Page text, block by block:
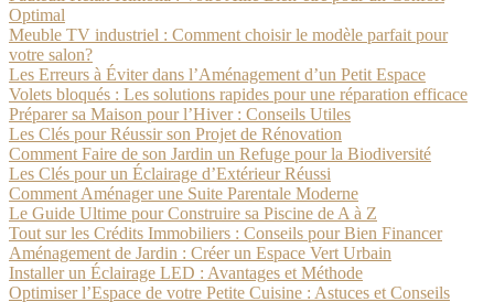
Optimal
Meuble TV industriel : Comment choisir le modèle parfait pour
votre salon?
Les Erreurs à Éviter dans l’Aménagement d’un Petit Espace
Volets bloqués : Les solutions rapides pour une réparation efficace
Préparer sa Maison pour l’Hiver : Conseils Utiles
Les Clés pour Réussir son Projet de Rénovation
Comment Faire de son Jardin un Refuge pour la Biodiversité
Les Clés pour un Éclairage d’Extérieur Réussi
Comment Aménager une Suite Parentale Moderne
Le Guide Ultime pour Construire sa Piscine de A à Z
Tout sur les Crédits Immobiliers : Conseils pour Bien Financer
Aménagement de Jardin : Créer un Espace Vert Urbain
Installer un Éclairage LED : Avantages et Méthode
Optimiser l’Espace de votre Petite Cuisine : Astuces et Conseils